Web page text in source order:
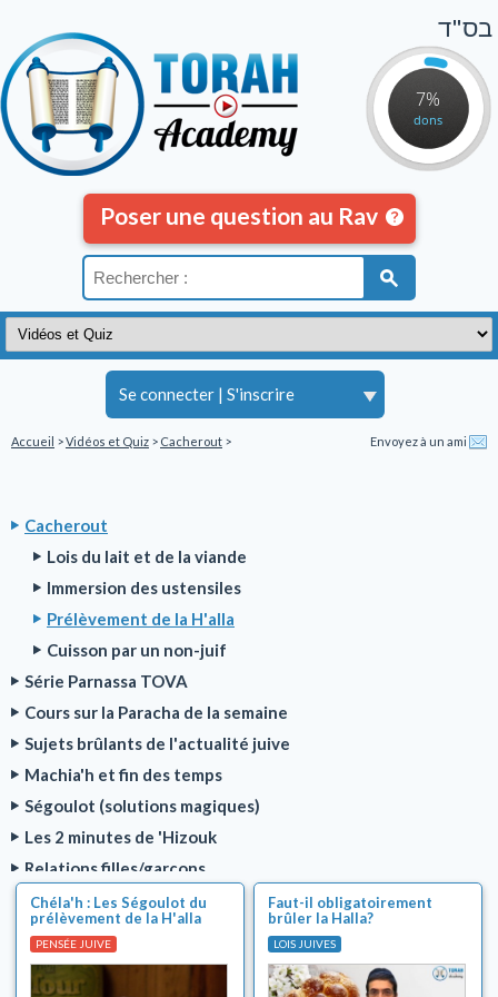
7%
dons
Se connecter | S'inscrire
בס"ד
Poser une question au Rav
Accueil >Vidéos et Quiz > Cacherout > Envoyez à un ami
Cacherout
Lois du lait et de la viande
Immersion des ustensiles
Prélèvement de la H'alla
Cuisson par un non-juif
Série Parnassa TOVA
Cours sur la Paracha de la semaine
Sujets brûlants de l'actualité juive
Machia'h et fin des temps
Ségoulot (solutions magiques)
Les 2 minutes de 'Hizouk
Relations filles/garçons
Chalom Baït
Education des enfants
Véracité de la Torah
Pureté familiale
Chéla'h : Les Ségoulot du
prélèvement de la H'alla
PENSÉE JUIVE
Faut-il obligatoirement
brûler la Halla?
LOIS JUIVES